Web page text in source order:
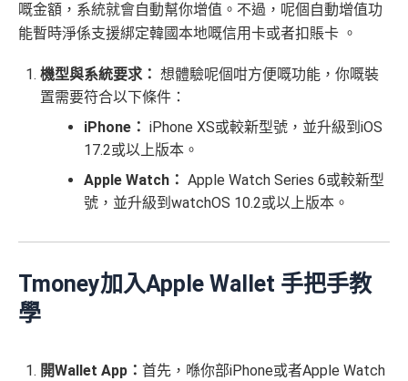
嘅金額，系統就會自動幫你增值。不過，呢個自動增值功
能暫時淨係支援綁定韓國本地嘅信用卡或者扣賬卡 。
機型與系統要求： 想體驗呢個咁方便嘅功能，你嘅裝
置需要符合以下條件：
iPhone： iPhone XS或較新型號，並升級到iOS
17.2或以上版本。
Apple Watch： Apple Watch Series 6或較新型
號，並升級到watchOS 10.2或以上版本。
Tmoney加入Apple Wallet 手把手教
學
開Wallet App： 首先，喺你部iPhone或者Apple Watch